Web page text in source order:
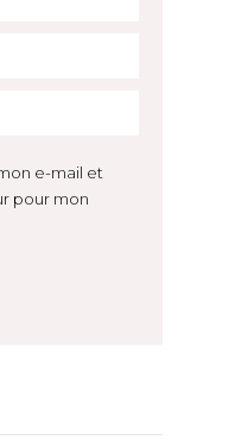
e-mail et
pour mon